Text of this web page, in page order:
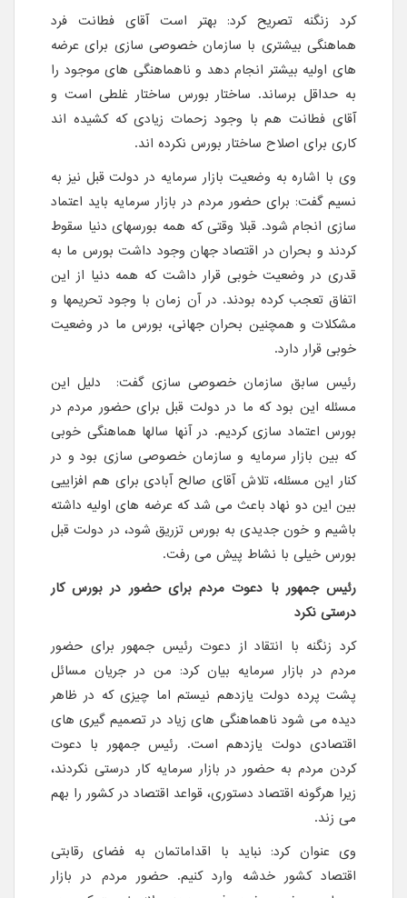
کرد زنگنه تصریح کرد: بهتر است آقای فطانت فرد
هماهنگی بیشتری با سازمان خصوصی سازی برای عرضه
های اولیه بیشتر انجام دهد و ناهماهنگی های موجود را
به حداقل برساند. ساختار بورس ساختار غلطی است و
آقای فطانت هم با وجود زحمات زیادی که کشیده اند
کاری برای اصلاح ساختار بورس نکرده اند.
وی با اشاره به وضعیت بازار سرمایه در دولت قبل نیز به
نسیم گفت: برای حضور مردم در بازار سرمایه باید اعتماد
سازی انجام شود. قبلا وقتی که همه بورسهای دنیا سقوط
کردند و بحران در اقتصاد جهان وجود داشت بورس ما به
قدری در وضعیت خوبی قرار داشت که همه دنیا از این
اتفاق تعجب کرده بودند. در آن زمان با وجود تحریمها و
مشکلات و همچنین بحران جهانی، بورس ما در وضعیت
خوبی قرار دارد.
رئیس سابق سازمان خصوصی سازی گفت: دلیل این
مسئله این بود که ما در دولت قبل برای حضور مردم در
بورس اعتماد سازی کردیم. در آنها سالها هماهنگی خوبی
که بین بازار سرمایه و سازمان خصوصی سازی بود و در
کنار این مسئله، تلاش آقای صالح آبادی برای هم افزاییی
بین این دو نهاد باعث می شد که عرضه های اولیه داشته
باشیم و خون جدیدی به بورس تزریق شود، در دولت قبل
بورس خیلی با نشاط پیش می رفت.
رئیس جمهور با دعوت مردم برای حضور در بورس کار
درستی نکرد
کرد زنگنه با انتقاد از دعوت رئیس جمهور برای حضور
مردم در بازار سرمایه بیان کرد: من در جریان مسائل
پشت پرده دولت یازدهم نیستم اما چیزی که در ظاهر
دیده می شود ناهماهنگی های زیاد در تصمیم گیری های
اقتصادی دولت یازدهم است. رئیس جمهور با دعوت
کردن مردم به حضور در بازار سرمایه کار درستی نکردند،
زیرا هرگونه اقتصاد دستوری، قواعد اقتصاد در کشور را بهم
می زند.
وی عنوان کرد: نباید با اقداماتمان به فضای رقابتی
اقتصاد کشور خدشه وارد کنیم. حضور مردم در بازار